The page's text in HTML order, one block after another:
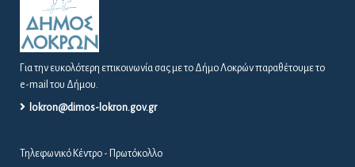
Για την ευκολότερη επικοινωνία σας με το Δήμο Λοκρών παραθέτουμε το
e-mail του Δήμου.
lokron@dimos-lokron.gov.gr
Τηλεφωνικό Κέντρο - Πρωτόκολλο